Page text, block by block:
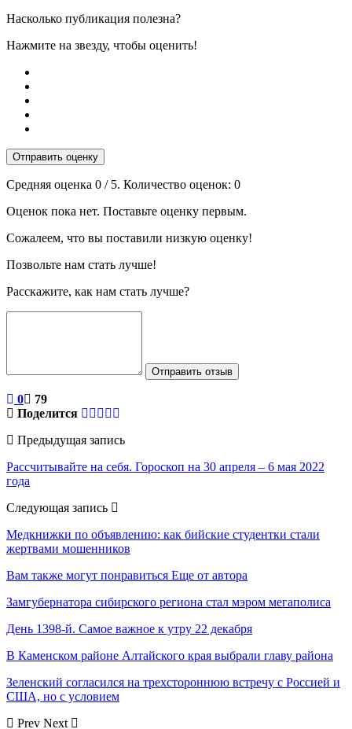
Насколько публикация полезна?
Нажмите на звезду, чтобы оценить!
Отправить оценку
Средняя оценка 0 / 5. Количество оценок: 0
Оценок пока нет. Поставьте оценку первым.
Сожалеем, что вы поставили низкую оценку!
Позвольте нам стать лучше!
Расскажите, как нам стать лучше?
Отправить отзыв
0
79
Поделится
Предыдущая запись
Рассчитывайте на себя. Гороскоп на 30 апреля – 6 мая 2022
года
Следующая запись
Медкнижки по объявлению: как бийские студентки стали
жертвами мошенников
Вам также могут понравиться Еще от автора
Замгубернатора сибирского региона стал мэром мегаполиса
День 1398-й. Самое важное к утру 22 декабря
В Каменском районе Алтайского края выбрали главу района
Зеленский согласился на трехстороннюю встречу с Россией и
США, но с условием
Prev Next